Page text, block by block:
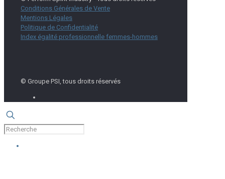
Conditions Générales de Vente
Mentions Légales
Politique de Confidentialité
Index égalité professionnelle femmes-hommes
© Groupe PSI, tous droits réservés